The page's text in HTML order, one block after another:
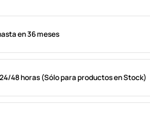
en 36 meses
48 horas (Sólo para productos en Stock)